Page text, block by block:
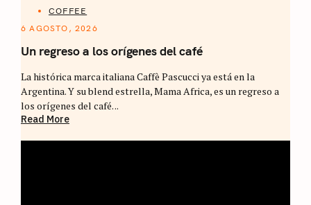
COFFEE
6 AGOSTO, 2026
Un regreso a los orígenes del café
La histórica marca italiana Caffè Pascucci ya está en la
Argentina. Y su blend estrella, Mama Africa, es un regreso a
los orígenes del café. ..
Read More